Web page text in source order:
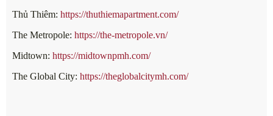
Thủ Thiêm: https://thuthiemapartment.com/
The Metropole: https://the-metropole.vn/
Midtown: https://midtownpmh.com/
The Global City: https://theglobalcitymh.com/